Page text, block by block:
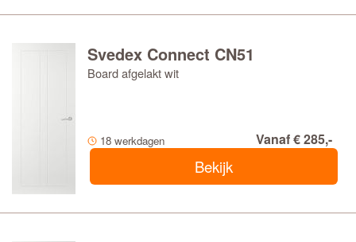
Svedex Connect CN51
Board afgelakt wit
18 werkdagen Vanaf € 285,-
Bekijk